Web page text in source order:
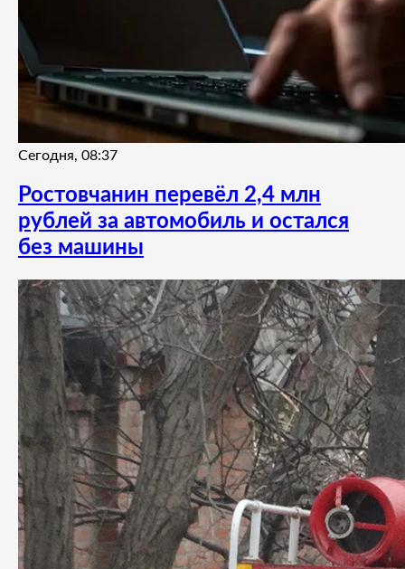
Сегодня, 08:37
Ростовчанин перевёл 2,4 млн
рублей за автомобиль и остался
без машины